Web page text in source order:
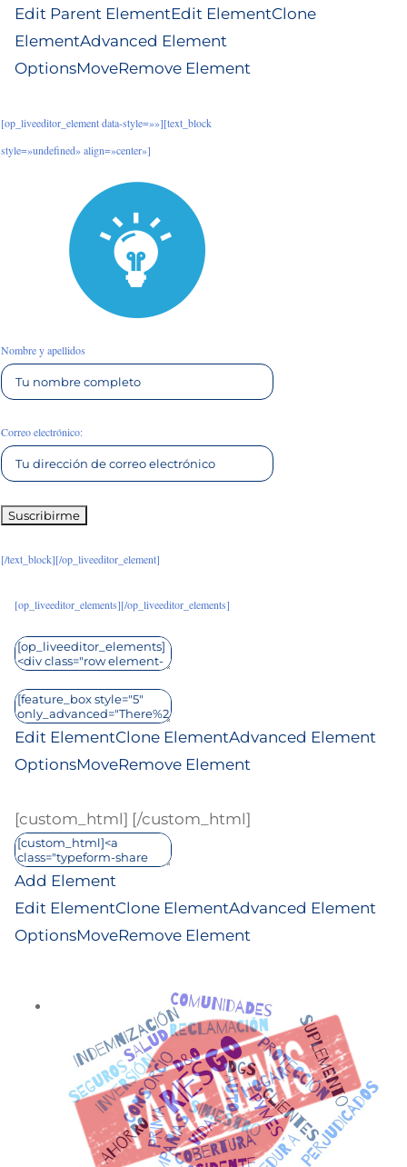
Edit Parent ElementEdit ElementClone
ElementAdvanced Element
OptionsMoveRemove Element
[op_liveeditor_element data-style=»»][text_block
style=»undefined» align=»center»]
Nombre y apellidos
Correo electrónico:
[/text_block][/op_liveeditor_element]
[op_liveeditor_elements][/op_liveeditor_elements]
Edit ElementClone ElementAdvanced Element
OptionsMoveRemove Element
[custom_html] [/custom_html]
Add Element
Edit ElementClone ElementAdvanced Element
OptionsMoveRemove Element